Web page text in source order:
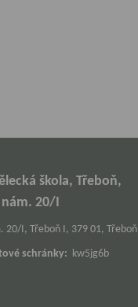
škola, Třeboň,
20/I
20/I, Třeboň I, 379 01, Třeboň
schránky: kw5jg6b